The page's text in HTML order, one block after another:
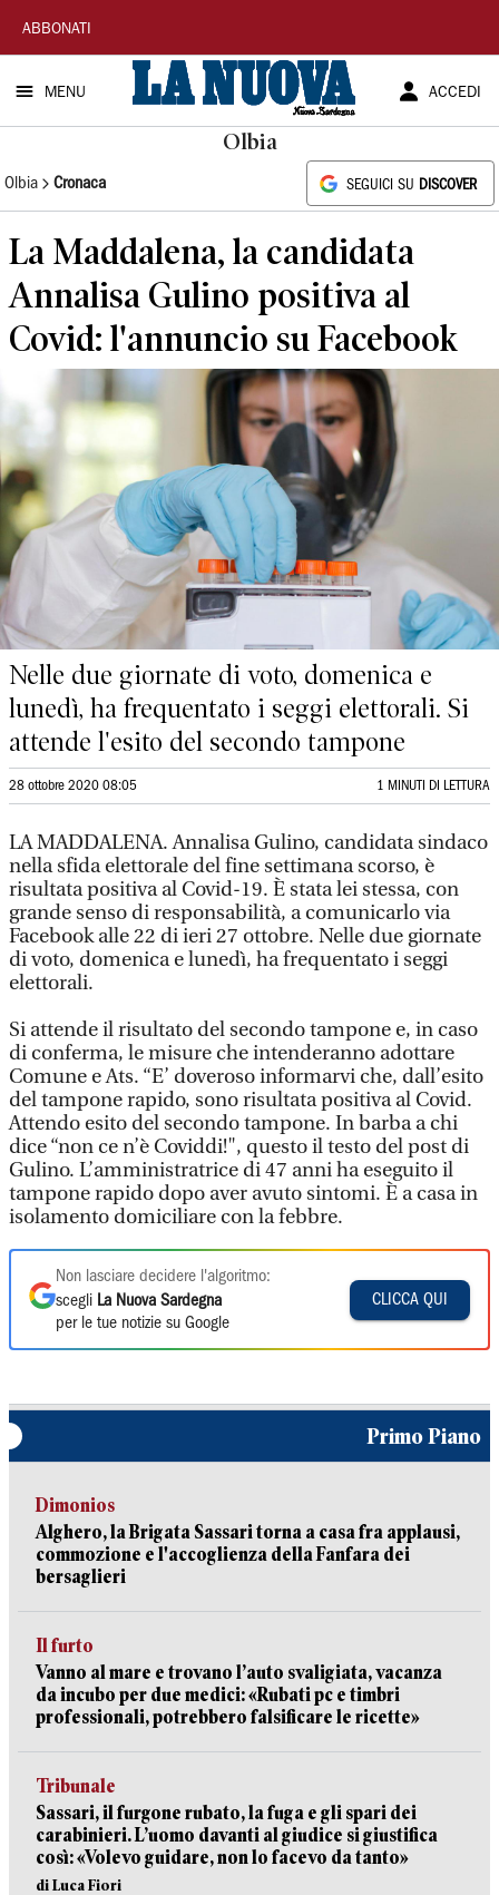
La
Nuova
Sardegna
ABBONATI
MENU ACCEDI
Olbia
Olbia Cronaca SEGUICI SU DISCOVER
La Maddalena, la candidata
Annalisa Gulino positiva al
Covid: l'annuncio su Facebook
Nelle due giornate di voto, domenica e
lunedì, ha frequentato i seggi elettorali. Si
attende l'esito del secondo tampone
28 ottobre 2020 08:05 1 MINUTI DI LETTURA
LA MADDALENA. Annalisa Gulino, candidata sindaco
nella sfida elettorale del fine settimana scorso, è
risultata positiva al Covid-19. È stata lei stessa, con
grande senso di responsabilità, a comunicarlo via
Facebook alle 22 di ieri 27 ottobre. Nelle due giornate
di voto, domenica e lunedì, ha frequentato i seggi
elettorali.
Si attende il risultato del secondo tampone e, in caso
di conferma, le misure che intenderanno adottare
Comune e Ats. “E’ doveroso informarvi che, dall’esito
del tampone rapido, sono risultata positiva al Covid.
Attendo esito del secondo tampone. In barba a chi
dice “non ce n’è Coviddi!", questo il testo del post di
Gulino. L’amministratrice di 47 anni ha eseguito il
tampone rapido dopo aver avuto sintomi. È a casa in
isolamento domiciliare con la febbre.
Non lasciare decidere l'algoritmo:
scegli La Nuova Sardegna
per le tue notizie su Google
CLICCA QUI
Primo Piano
Dimonios
Alghero, la Brigata Sassari torna a casa fra applausi,
commozione e l'accoglienza della Fanfara dei
bersaglieri
Il furto
Vanno al mare e trovano l’auto svaligiata, vacanza
da incubo per due medici: «Rubati pc e timbri
professionali, potrebbero falsificare le ricette»
Tribunale
Sassari, il furgone rubato, la fuga e gli spari dei
carabinieri. L’uomo davanti al giudice si giustifica
così: «Volevo guidare, non lo facevo da tanto»
di Luca Fiori